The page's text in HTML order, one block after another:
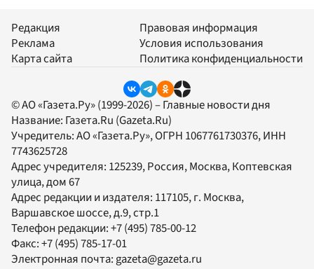
Редакция
Реклама
Карта сайта
Правовая информация
Условия использования
Политика конфиденциальности
© АО «Газета.Ру» (1999-2026) – Главные новости дня
Название: Газета.Ru (Gazeta.Ru)
Учредитель:АО «Газета.Ру», ОГРН 1067761730376, ИНН
7743625728
Адрес учредителя: 125239, Россия, Москва, Коптевская
улица, дом 67
Адрес редакции и издателя: 117105, г. Москва,
Варшавское шоссе, д.9, стр.1
Телефон редакции:+7 (495) 785-00-12
Факс:+7 (495) 785-17-01
Электронная почта:gazeta@gazeta.ru